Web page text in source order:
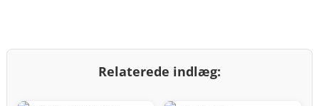
Relaterede indlæg: